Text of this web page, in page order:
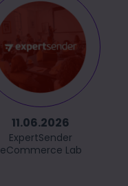
11.06.2026
ExpertSender
eCommerce Lab